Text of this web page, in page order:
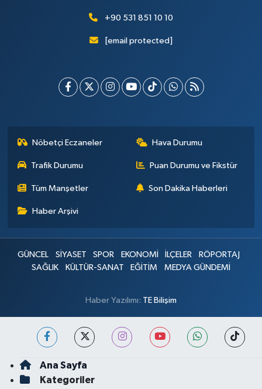
+90 531 851 10 10
[email protected]
Nöbetçi Eczaneler Hava Durumu
Trafik Durumu Puan Durumu ve Fikstür
Tüm Manşetler Son Dakika Haberleri
Haber Arşivi
GÜNCEL SİYASET SPOR EKONOMİ İLÇELER
RÖPORTAJ
SAĞLIK
KÜLTÜR-SANAT EĞİTİM MEDYA GÜNDEMİ
Haber Yazılımı: TE Bilişim
Ana Sayfa
Kategoriler